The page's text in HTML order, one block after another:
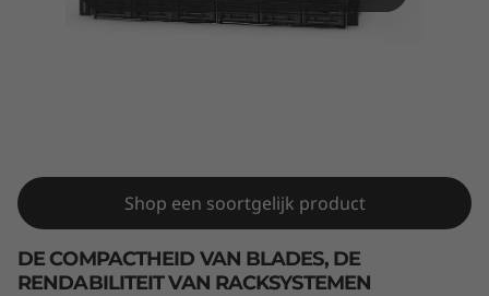
0
Shop een soortgelijk product
DE COMPACTHEID VAN BLADES, DE
RENDABILITEIT VAN RACKSYSTEMEN